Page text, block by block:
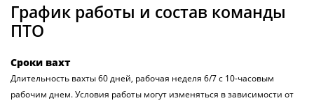
График работы и состав команды
ПТО
Сроки вахт
Длительность вахты 60 дней, рабочая неделя 6/7 с 10-часовым
рабочим днем. Условия работы могут изменяться в зависимости от